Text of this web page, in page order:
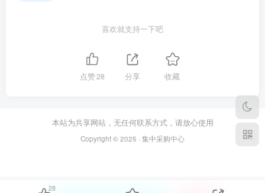
喜欢就支持一下吧
点赞28 分享 收藏
本站为共享网站，无任何联系方式，请放心使用
Copyright © 2025 · 集中采购中心
28